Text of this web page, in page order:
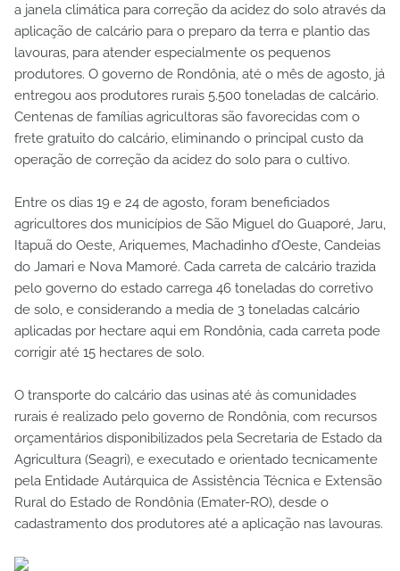
a janela climática para correção da acidez do solo através da
aplicação de calcário para o preparo da terra e plantio das
lavouras, para atender especialmente os pequenos
produtores. O governo de Rondônia, até o mês de agosto, já
entregou aos produtores rurais 5.500 toneladas de calcário.
Centenas de famílias agricultoras são favorecidas com o
frete gratuito do calcário, eliminando o principal custo da
operação de correção da acidez do solo para o cultivo.
Entre os dias 19 e 24 de agosto, foram beneficiados
agricultores dos municípios de São Miguel do Guaporé, Jaru,
Itapuã do Oeste, Ariquemes, Machadinho d’Oeste, Candeias
do Jamari e Nova Mamoré. Cada carreta de calcário trazida
pelo governo do estado carrega 46 toneladas do corretivo
de solo, e considerando a media de 3 toneladas calcário
aplicadas por hectare aqui em Rondônia, cada carreta pode
corrigir até 15 hectares de solo.
O transporte do calcário das usinas até às comunidades
rurais é realizado pelo governo de Rondônia, com recursos
orçamentários disponibilizados pela Secretaria de Estado da
Agricultura (Seagri), e executado e orientado tecnicamente
pela Entidade Autárquica de Assistência Técnica e Extensão
Rural do Estado de Rondônia (Emater-RO), desde o
cadastramento dos produtores até a aplicação nas lavouras.